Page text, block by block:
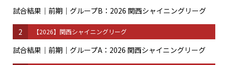
試合結果｜前期｜グループB：2026 関西シャイニングリーグ
2 【2026】関西シャイニングリーグ
試合結果｜前期｜グループA：2026 関西シャイニングリーグ